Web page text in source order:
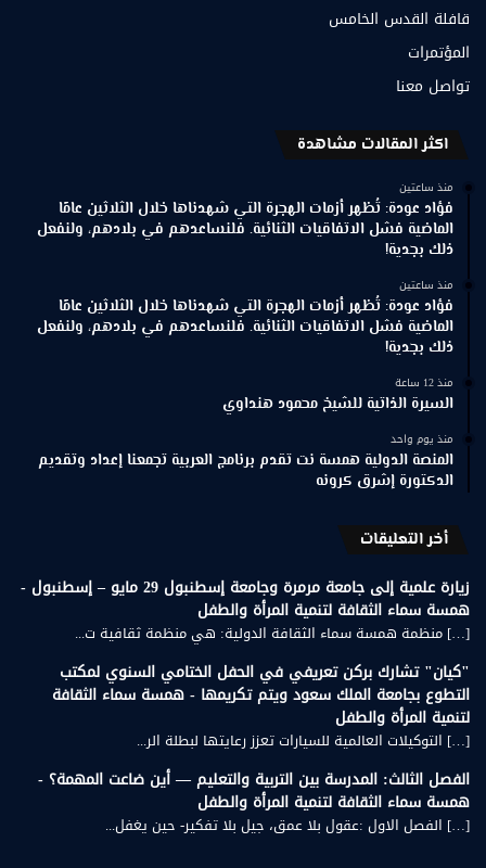
قافلة القدس الخامس
المؤتمرات
تواصل معنا
اكثر المقالات مشاهدة
منذ ساعتين
فؤاد عودة: تُظهر أزمات الهجرة التي شهدناها خلال الثلاثين عامًا
الماضية فشل الاتفاقيات الثنائية. فلنساعدهم في بلادهم، ولنفعل
ذلك بجدية!
منذ ساعتين
فؤاد عودة: تُظهر أزمات الهجرة التي شهدناها خلال الثلاثين عامًا
الماضية فشل الاتفاقيات الثنائية. فلنساعدهم في بلادهم، ولنفعل
ذلك بجدية!
منذ 12 ساعة
السيرة الذاتية للشيخ محمود هنداوي
منذ يوم واحد
المنصة الدولية همسة نت تقدم برنامج العربية تجمعنا إعداد وتقديم
الدكتورة إشرق كرونه
أخر التعليقات
زيارة علمية إلى جامعة مرمرة وجامعة إسطنبول 29 مايو – إسطنبول -
همسة سماء الثقافة لتنمية المرأة والطفل
[…] منظمة همسة سماء الثقافة الدولية: هي منظمة ثقافية ت...
"كيان" تشارك بركن تعريفي في الحفل الختامي السنوي لمكتب
التطوع بجامعة الملك سعود ويتم تكريمها - همسة سماء الثقافة
لتنمية المرأة والطفل
[…] التوكيلات العالمية للسيارات تعزز رعايتها لبطلة الر...
الفصل الثالث: المدرسة بين التربية والتعليم — أين ضاعت المهمة؟ -
همسة سماء الثقافة لتنمية المرأة والطفل
[…] الفصل الاول :عقول بلا عمق، جيل بلا تفكير- حين يغفل...